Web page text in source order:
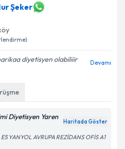
Şeker
diyetisyen olabiliiir
Devamı
Diyetisyen Yaren
Haritada Göster
YANYOL AVRUPA REZİDANS OFİS A1